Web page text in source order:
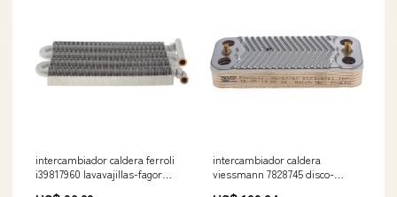
intercambiador caldera ferroli
i39817960 lavavajillas-fagor
intercambiador caldera
viessmann 7828745 disco-